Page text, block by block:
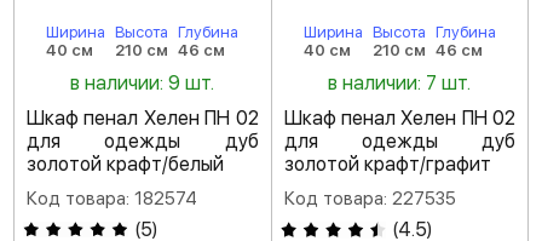
Ширина
40 см
Высота
210 см
Глубина
46 см
в наличии: 9 шт.
Шкаф пенал Хелен ПН 02
для одежды дуб
золотой крафт/белый
Код товара: 182574
(5)
Ширина
40 см
Высота
210 см
Глубина
46 см
в наличии: 7 шт.
Шкаф пенал Хелен ПН 02
для одежды дуб
золотой крафт/графит
Код товара: 227535
(4.5)